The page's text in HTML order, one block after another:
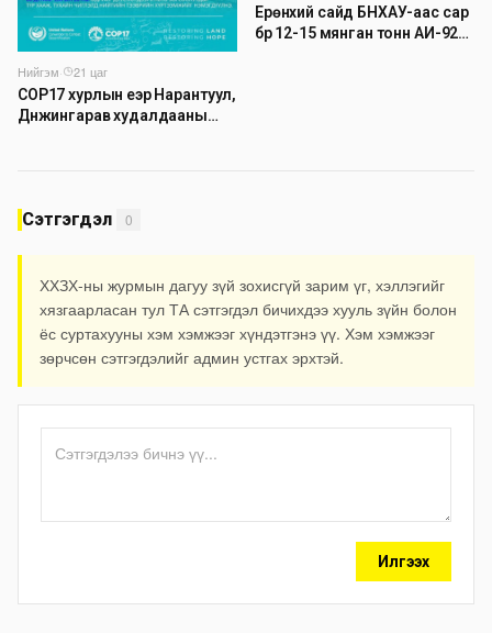
Нийгэм·
21 цаг
COP17 хурлын үеэр Нарантуул,
Дүнжингарав худалдааны
Ерөнхий сайд БНХАУ-аас сар
бүр 12-15 мянган тонн АИ-92
Сэтгэгдэл 0
ХХЗХ-ны журмын дагуу зүй зохисгүй зарим үг, хэллэгийг
хязгаарласан тул ТА сэтгэгдэл бичихдээ хууль зүйн болон
ёс суртахууны хэм хэмжээг хүндэтгэнэ үү. Хэм хэмжээг
зөрчсөн сэтгэгдэлийг админ устгах эрхтэй.
Илгээх